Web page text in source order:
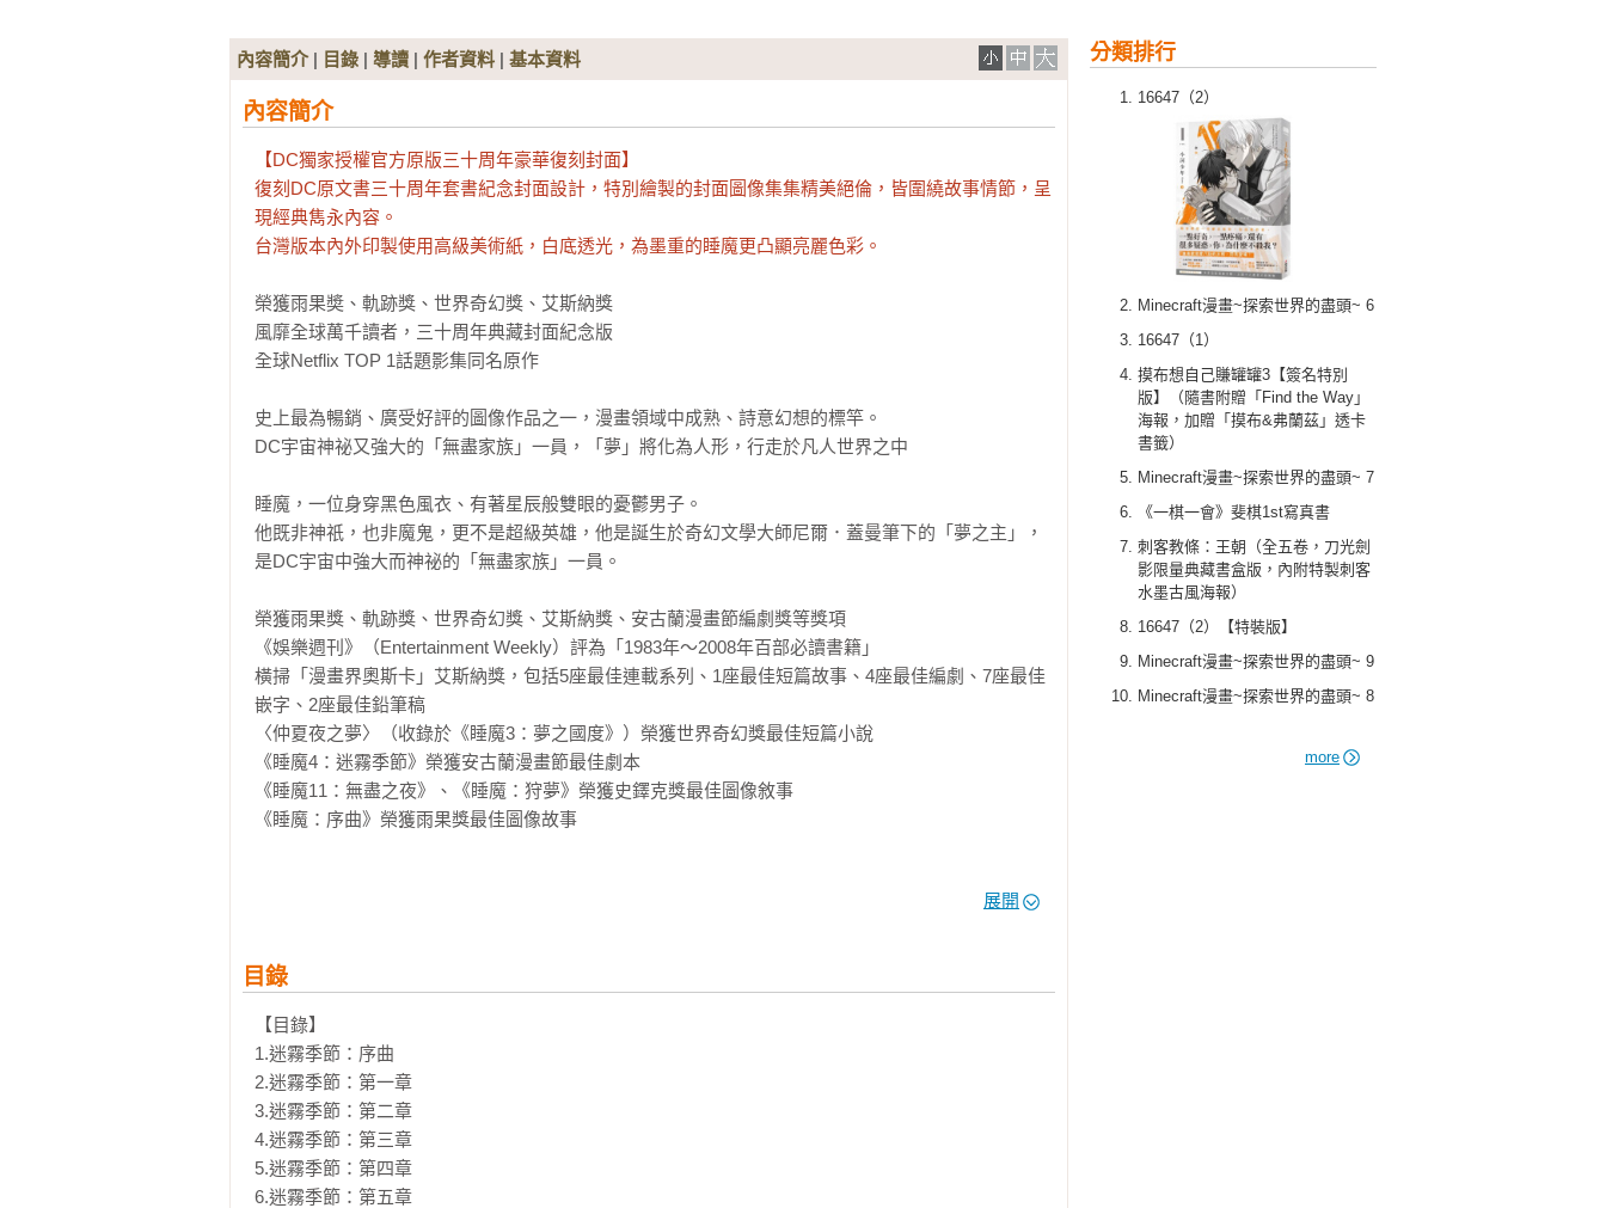
分類排行
16647（2）
Minecraft漫畫~探索世界的盡頭~ 6
16647（1）
摸布想自己賺罐罐3【簽名特別
版】（隨書附贈「Find the Way」
海報，加贈「摸布&弗蘭茲」透卡
書籤）
Minecraft漫畫~探索世界的盡頭~ 7
《一棋一會》斐棋1st寫真書
刺客教條：王朝（全五卷，刀光劍
影限量典藏書盒版，內附特製刺客
水墨古風海報）
16647（2）【特裝版】
Minecraft漫畫~探索世界的盡頭~ 9
Minecraft漫畫~探索世界的盡頭~ 8
more
內容簡介| 目錄 | 導讀 | 作者資料 | 基本資料
內容簡介
【DC獨家授權官方原版三十周年豪華復刻封面】
復刻DC原文書三十周年套書紀念封面設計，特別繪製的封面圖像集集精美絕倫，皆圍繞故事情節，呈
現經典雋永內容。
台灣版本內外印製使用高級美術紙，白底透光，為墨重的睡魔更凸顯亮麗色彩。
榮獲雨果奬、軌跡獎、世界奇幻獎、艾斯納獎
風靡全球萬千讀者，三十周年典藏封面紀念版
全球Netflix TOP 1話題影集同名原作
史上最為暢銷、廣受好評的圖像作品之一，漫畫領域中成熟、詩意幻想的標竿。
DC宇宙神祕又強大的「無盡家族」一員，「夢」將化為人形，行走於凡人世界之中
睡魔，一位身穿黑色風衣、有著星辰般雙眼的憂鬱男子。
他既非神祇，也非魔鬼，更不是超級英雄，他是誕生於奇幻文學大師尼爾．蓋曼筆下的「夢之主」，
是DC宇宙中強大而神祕的「無盡家族」一員。
榮獲雨果獎、軌跡獎、世界奇幻獎、艾斯納獎、安古蘭漫畫節編劇獎等獎項
《娛樂週刊》（Entertainment Weekly）評為「1983年～2008年百部必讀書籍」
橫掃「漫畫界奧斯卡」艾斯納獎，包括5座最佳連載系列、1座最佳短篇故事、4座最佳編劇、7座最佳
嵌字、2座最佳鉛筆稿
〈仲夏夜之夢〉（收錄於《睡魔3：夢之國度》）榮獲世界奇幻獎最佳短篇小說
《睡魔4：迷霧季節》榮獲安古蘭漫畫節最佳劇本
《睡魔11：無盡之夜》、《睡魔：狩夢》榮獲史鐸克獎最佳圖像敘事
《睡魔：序曲》榮獲雨果獎最佳圖像故事
社》主持人）、麥人杰（知名作家）、龍貓大王通信（影評人）、難攻博士（中華科幻學會會長）
作為尼爾．蓋曼的成名作，《睡魔》以深邃絢麗、富有詩意的筆調，講述了這位夢之主宰的傳奇。它
由數部獨立的篇章組成，所有故事又有着千絲萬縷的聯繫。其架構宏大，跨越無限時空：從遠古蠻荒
到紐約街頭，從現實到幻境，無論神鬼精怪、超級英雄還是庸碌一生的凡人，都參與了這部悲喜劇的
演出；而不同漫畫家的參與，更使《睡魔》充滿了多元化的藝術風格，畫面語言如夢境般多姿多彩。
【故事介紹】
《睡魔4：迷霧季節》
展開
目錄
【目錄】
1.迷霧季節：序曲
2.迷霧季節：第一章
3.迷霧季節：第二章
4.迷霧季節：第三章
5.迷霧季節：第四章
6.迷霧季節：第五章